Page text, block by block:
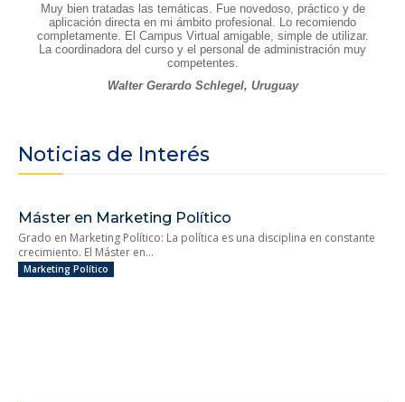
Muy bien tratadas las temáticas. Fue novedoso, práctico y de
aplicación directa en mi ámbito profesional. Lo recomiendo
completamente. El Campus Virtual amigable, simple de utilizar.
La coordinadora del curso y el personal de administración muy
competentes.
Walter Gerardo Schlegel, Uruguay
Noticias de Interés
Máster en Marketing Político
Grado en Marketing Político: La política es una disciplina en constante
crecimiento. El Máster en...
Marketing Político